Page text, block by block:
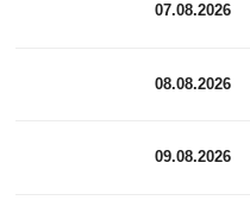
07.08.2026
08.08.2026
09.08.2026